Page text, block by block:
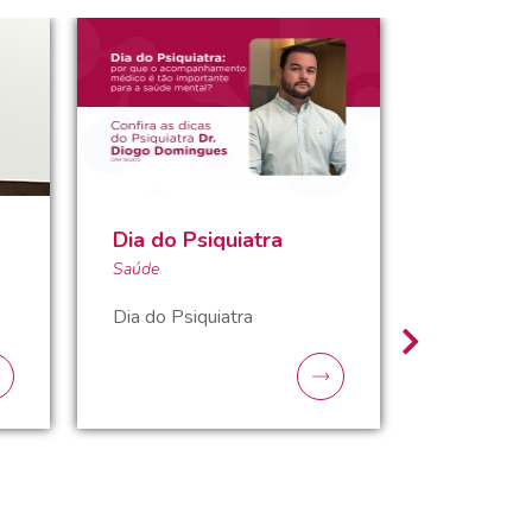
Dia do Psiquiatra
Saúde
Dia do Psiquiatra